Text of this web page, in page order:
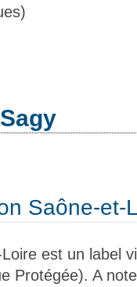
Saône-et-
est un label
Protégée). A